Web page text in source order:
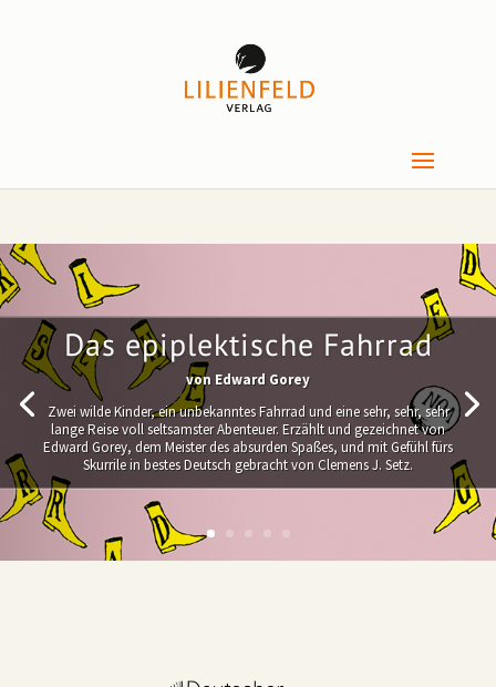
Das epiplektische Fahrrad
von Edward Gorey
Zwei wilde Kinder, ein unbekanntes Fahrrad und eine sehr, sehr, sehr
lange Reise voll seltsamster Abenteuer. Erzählt und gezeichnet von
Edward Gorey, dem Meister des absurden Spaßes, und mit Gefühl fürs
Skurrile in bestes Deutsch gebracht von Clemens J. Setz.